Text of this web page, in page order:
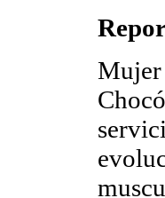
Mujer